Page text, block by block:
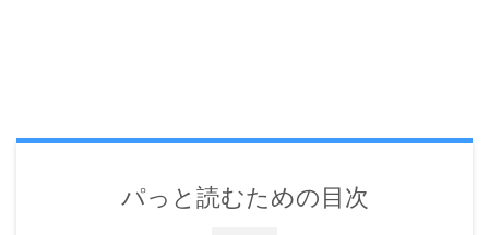
パっと読むための目次